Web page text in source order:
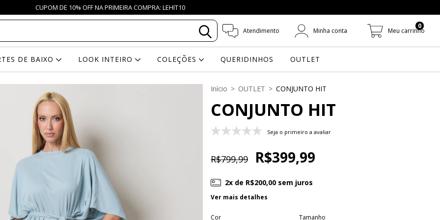
CUPOM DE 10% OFF NA PRIMEIRA COMPRA: LEHIT10
Atendimento Minha conta Meu carrinho
0
DE BAIXO LOOK INTEIRO COLEÇÕES QUERIDINHOS OUTLET
Início > OUTLET > CONJUNTO HIT
CONJUNTO HIT
Seja o primeiro a avaliar
R$799,99 R$399,99
2x de R$200,00sem juros
Ver mais detalhes
Cor Tamanho